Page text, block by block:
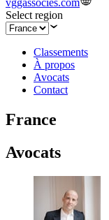
vggassocies.com
Select region
Classements
À propos
Avocats
Contact
France
Avocats